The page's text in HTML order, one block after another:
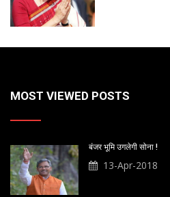
MOST VIEWED POSTS
बंजर भूमि उगलेगी सोना !
13-Apr-2018